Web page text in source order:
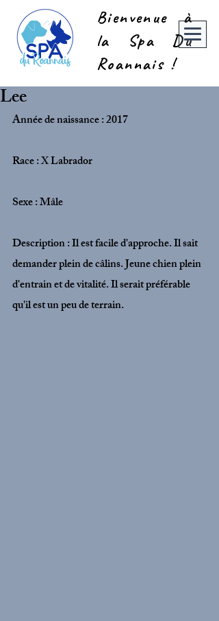
Bienvenue à
la Spa Du
Roannais !
Lee
Année de naissance : 2017
Race : X Labrador
Sexe : Mâle
Description : Il est facile d'approche. Il sait
demander plein de câlins. Jeune chien plein
d'entrain et de vitalité. Il serait préférable
qu'il est un peu de terrain.